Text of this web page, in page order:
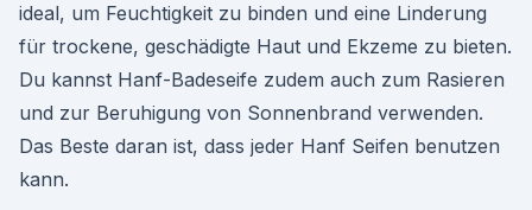
ideal, um Feuchtigkeit zu binden und eine Linderung
für trockene, geschädigte Haut und Ekzeme zu bieten.
Du kannst Hanf-Badeseife zudem auch zum Rasieren
und zur Beruhigung von Sonnenbrand verwenden.
Das Beste daran ist, dass jeder Hanf Seifen benutzen
kann.